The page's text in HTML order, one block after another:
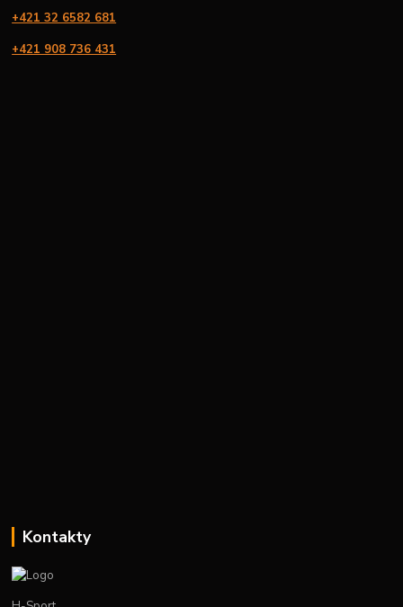
+421 32 6582 681
+421 908 736 431
Kontakty